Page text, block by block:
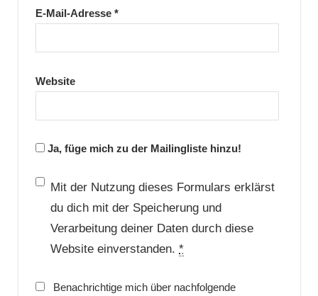
E-Mail-Adresse *
Website
Ja, füge mich zu der Mailingliste hinzu!
Mit der Nutzung dieses Formulars erklärst
du dich mit der Speicherung und
Verarbeitung deiner Daten durch diese
Website einverstanden. *
Benachrichtige mich über nachfolgende